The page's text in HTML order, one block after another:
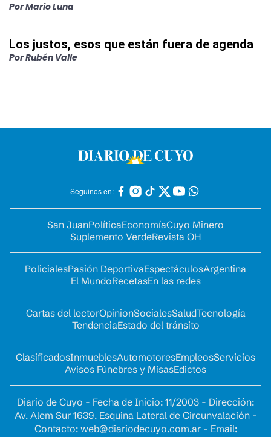
PorMario Luna
Los justos, esos que están fuera de agenda
PorRubén Valle
Seguinos en:
San JuanPolíticaEconomíaCuyo Minero
Suplemento VerdeRevista OH
PolicialesPasión DeportivaEspectáculosArgentina
El MundoRecetasEn las redes
Cartas del lectorOpinionSocialesSaludTecnología
TendenciaEstado del tránsito
ClasificadosInmueblesAutomotoresEmpleosServicios
Avisos Fúnebres y MisasEdictos
Diario de Cuyo - Fecha de Inicio: 11/2003 - Dirección:
Av. Alem Sur 1639. Esquina Lateral de Circunvalación -
Contacto: web@diariodecuyo.com.ar- Email: